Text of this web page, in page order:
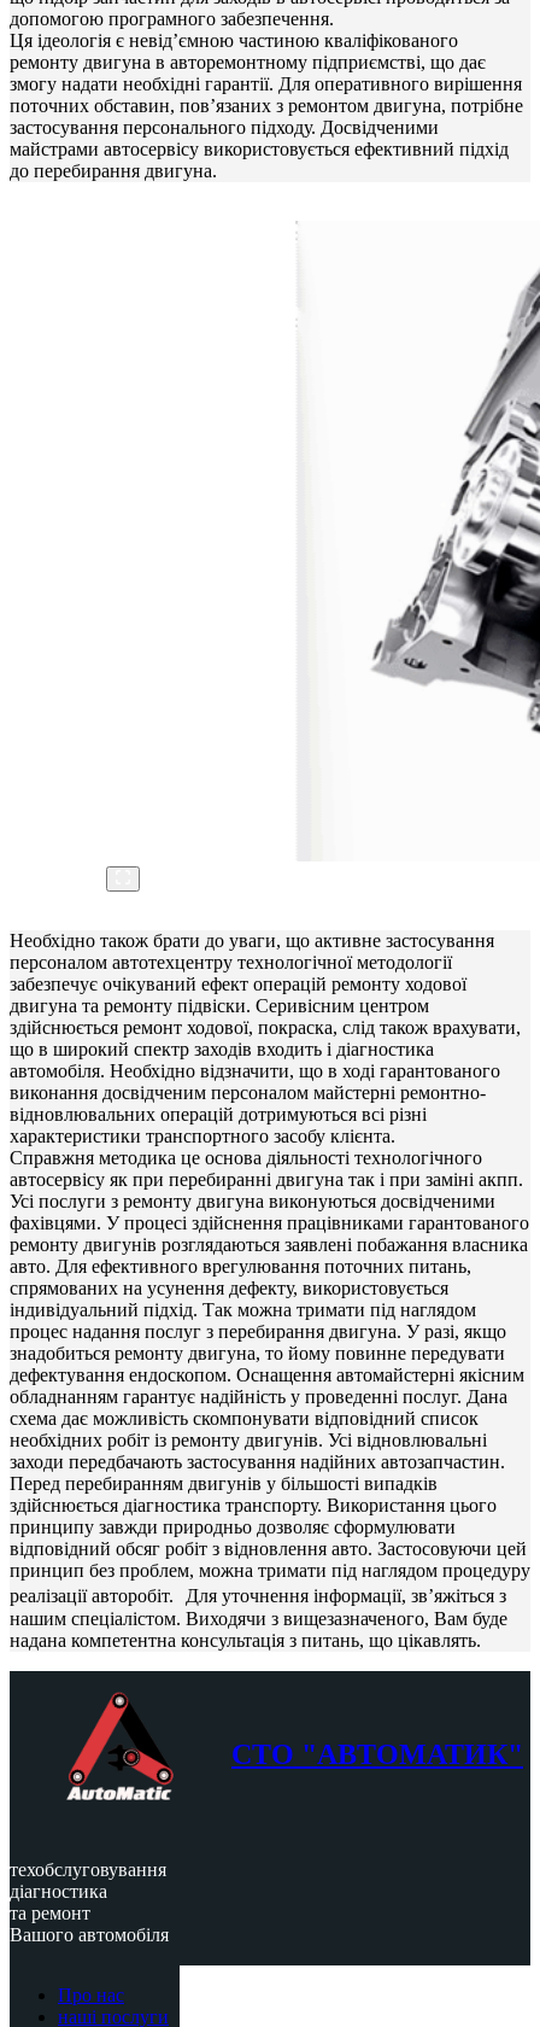
допомогою програмного забезпечення.
Ця ідеологія є невід’ємною частиною кваліфікованого
ремонту двигуна в авторемонтному підприємстві, що дає
змогу надати необхідні гарантії. Для оперативного вирішення
поточних обставин, пов’язаних з ремонтом двигуна, потрібне
застосування персонального підходу. Досвідченими
майстрами автосервісу використовується ефективний підхід
до перебирання двигуна.
Необхідно також брати до уваги, що активне застосування
персоналом автотехцентру технологічної методології
забезпечує очікуваний ефект операцій ремонту ходової
двигуна та ремонту підвіски. Серивісним центром
здійснюється ремонт ходової, покраска, слід також врахувати,
що в широкий спектр заходів входить і діагностика
автомобіля. Необхідно відзначити, що в ході гарантованого
виконання досвідченим персоналом майстерні ремонтно-
відновлювальних операцій дотримуються всі різні
характеристики транспортного засобу клієнта.
Справжня методика це основа діяльності технологічного
автосервісу як при перебиранні двигуна так і при заміні акпп.
Усі послуги з ремонту двигуна виконуються досвідченими
фахівцями. У процесі здійснення працівниками гарантованого
ремонту двигунів розглядаються заявлені побажання власника
авто. Для ефективного врегулювання поточних питань,
спрямованих на усунення дефекту, використовується
індивідуальний підхід. Так можна тримати під наглядом
процес надання послуг з перебирання двигуна. У разі, якщо
знадобиться ремонту двигуна, то йому повинне передувати
дефектування ендоскопом. Оснащення автомайстерні якісним
обладнанням гарантує надійність у проведенні послуг. Дана
схема дає можливість скомпонувати відповідний список
необхідних робіт із ремонту двигунів. Усі відновлювальні
заходи передбачають застосування надійних автозапчастин.
Перед перебиранням двигунів у більшості випадків
здійснюється діагностика транспорту. Використання цього
принципу завжди природньо дозволяє сформулювати
відповідний обсяг робіт з відновлення авто. Застосовуючи цей
принцип без проблем, можна тримати під наглядом процедуру
реалізації авторобіт. Для уточнення інформації, зв’яжіться з
нашим спеціалістом. Виходячи з вищезазначеного, Вам буде
надана компетентна консультація з питань, що цікавлять.
СТО "АВТОМАТИК"
техобслуговування
діагностика
та ремонт
Вашого автомобіля
Про нас
наші послуги